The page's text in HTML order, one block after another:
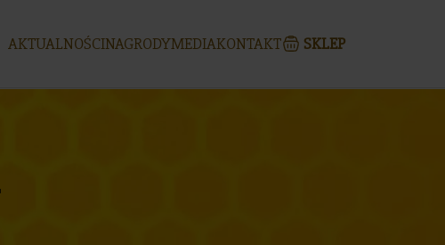
AKTUALNOŚCINAGRODYMEDIAKONTAKT SKLEP